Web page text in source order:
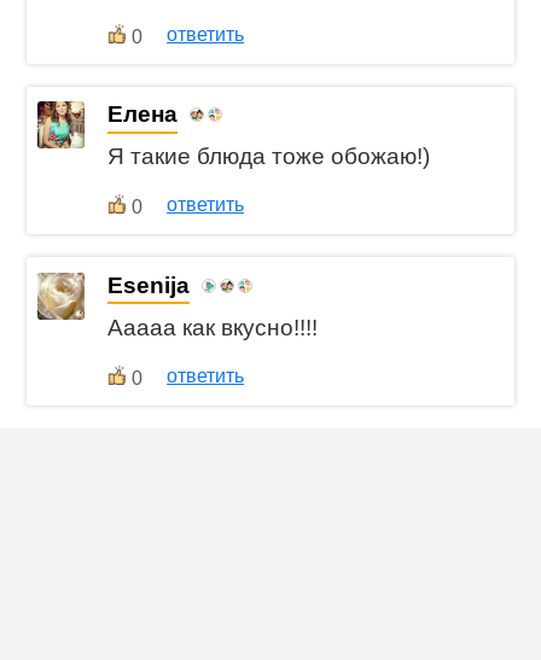
0 ответить
Елена
Я такие блюда тоже обожаю!)
0 ответить
Esenija
Ааааа как вкусно!!!!
0 ответить